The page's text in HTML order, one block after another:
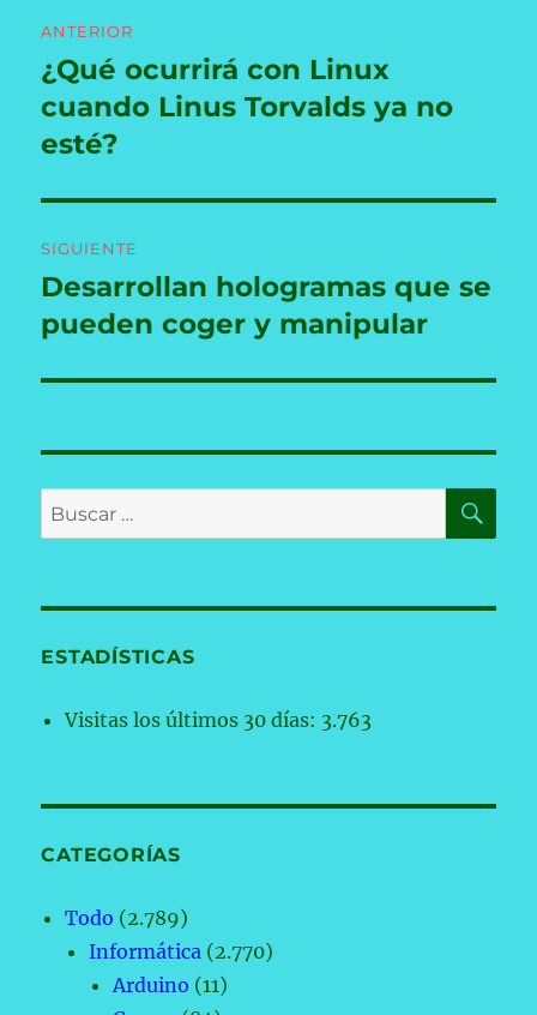
de
entradas
ANTERIOR
Entrada
anterior:
¿Qué ocurrirá con Linux
cuando Linus Torvalds ya no
esté?
SIGUIENTE
Entrada
siguiente:
Desarrollan hologramas que se
pueden coger y manipular
Buscar
por:
ESTADÍSTICAS
Visitas los últimos 30 días: 3.763
CATEGORÍAS
Todo (2.789)
Informática (2.770)
Arduino (11)